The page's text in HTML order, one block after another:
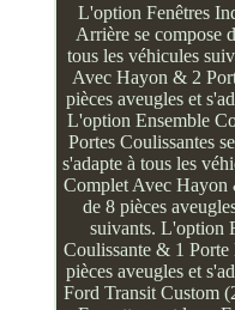
L'option Fenêtres
Arrière se compose
tous les véhicules
Avec Hayon & 2
pièces aveugles et
L'option Ensemble
Portes Coulissantes
s'adapte à tous les
Complet Avec Hayon
de 8 pièces
suivants. L'option
Coulissante & 1 Porte
pièces aveugles et
Ford Transit Custom